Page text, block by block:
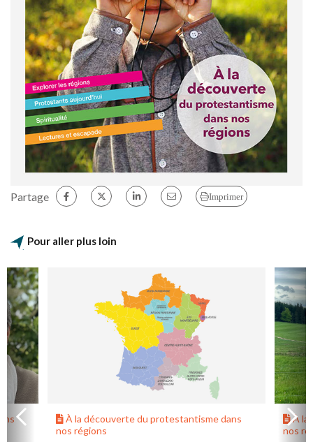
Partage Imprimer
Pour aller plus loin
À la découverte du protestantisme dans
nos régions
À la
nos